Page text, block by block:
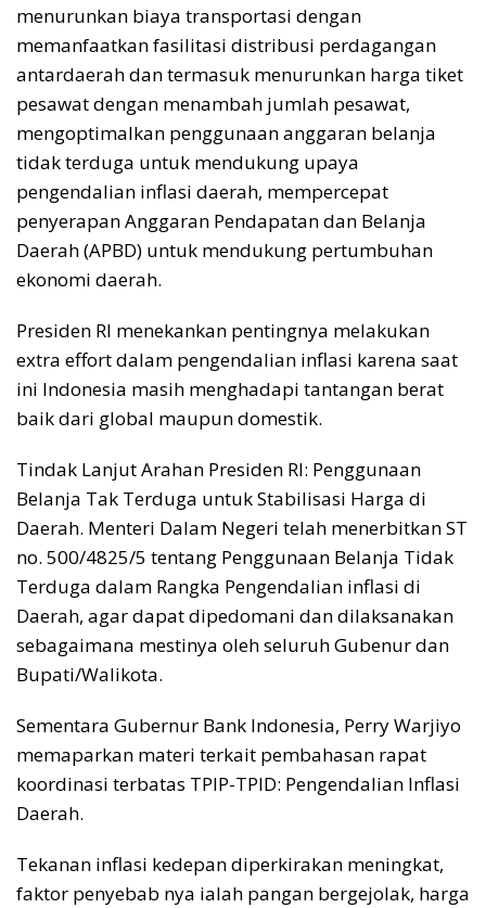
menurunkan biaya transportasi dengan
memanfaatkan fasilitasi distribusi perdagangan
antardaerah dan termasuk menurunkan harga tiket
pesawat dengan menambah jumlah pesawat,
mengoptimalkan penggunaan anggaran belanja
tidak terduga untuk mendukung upaya
pengendalian inflasi daerah, mempercepat
penyerapan Anggaran Pendapatan dan Belanja
Daerah (APBD) untuk mendukung pertumbuhan
ekonomi daerah.
Presiden RI menekankan pentingnya melakukan
extra effort dalam pengendalian inflasi karena saat
ini Indonesia masih menghadapi tantangan berat
baik dari global maupun domestik.
Tindak Lanjut Arahan Presiden RI: Penggunaan
Belanja Tak Terduga untuk Stabilisasi Harga di
Daerah. Menteri Dalam Negeri telah menerbitkan ST
no. 500/4825/5 tentang Penggunaan Belanja Tidak
Terduga dalam Rangka Pengendalian inflasi di
Daerah, agar dapat dipedomani dan dilaksanakan
sebagaimana mestinya oleh seluruh Gubenur dan
Bupati/Walikota.
Sementara Gubernur Bank Indonesia, Perry Warjiyo
memaparkan materi terkait pembahasan rapat
koordinasi terbatas TPIP-TPID: Pengendalian Inflasi
Daerah.
Tekanan inflasi kedepan diperkirakan meningkat,
faktor penyebab nya ialah pangan bergejolak, harga